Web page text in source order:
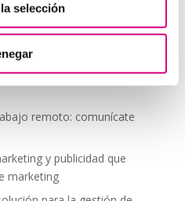
selección
comunicación
remoto: comunícate
y publicidad que
marketing